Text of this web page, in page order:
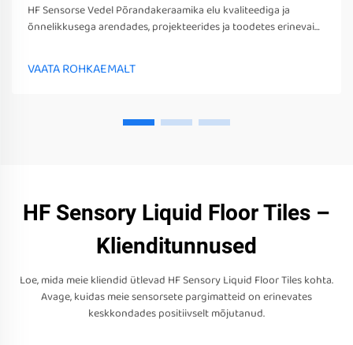
HF Sensorse Vedel Põrandakeraamika elu kvaliteediga ja
õnnelikkusega arendades, projekteerides ja toodetes erinevaid
tunneid
VAATA ROHKAEMALT
HF Sensory Liquid Floor Tiles –
Klienditunnused
Loe, mida meie kliendid ütlevad HF Sensory Liquid Floor Tiles kohta.
Avage, kuidas meie sensorsete pargimatteid on erinevates
keskkondades positiivselt mõjutanud.